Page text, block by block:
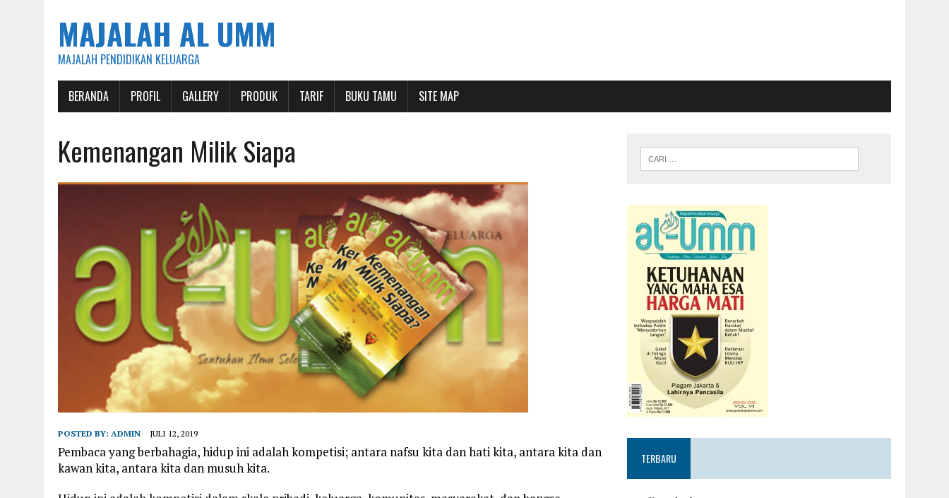
MAJALAH AL UMM
MAJALAH PENDIDIKAN KELUARGA
BERANDA PROFIL GALLERY PRODUK TARIF BUKU TAMU SITE MAP
Kemenangan Milik Siapa
POSTED BY: ADMIN JULI 12, 2019
Pembaca yang berbahagia, hidup ini adalah kompetisi; antara nafsu kita dan hati kita, antara kita dan
kawan kita, antara kita dan musuh kita.
TERBARU